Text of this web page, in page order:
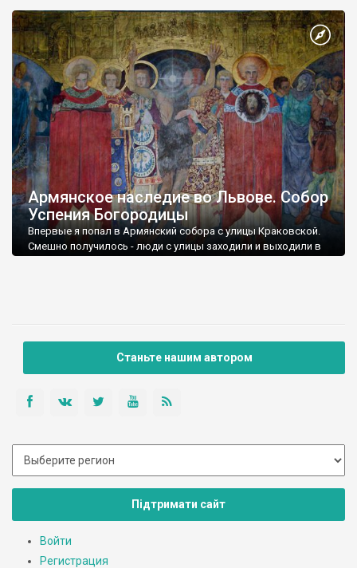
Армянское наследие во Львове. Собор
Успения Богородицы
Впервые я попал в Армянский собора с улицы Краковской.
Смешно получилось - люди с улицы заходили и выходили в
Станьте нашим автором
Підтримати сайт
Войти
Регистрация